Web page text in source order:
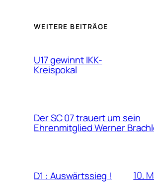
WEITERE BEITRÄGE
U17 gewinnt IKK-
Kreispokal
Der SC 07 trauert um sein
Ehrenmitglied Werner
D1 : Auswärtssieg ! 10.